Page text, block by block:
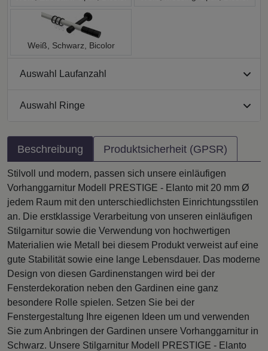
Weiß, Schwarz, Bicolor
Auswahl Laufanzahl
Auswahl Ringe
Beschreibung Produktsicherheit (GPSR)
Stilvoll und modern, passen sich unsere einläufigen
Vorhanggarnitur Modell PRESTIGE - Elanto mit 20 mm Ø
jedem Raum mit den unterschiedlichsten Einrichtungsstilen
an. Die erstklassige Verarbeitung von unseren einläufigen
Stilgarnitur sowie die Verwendung von hochwertigen
Materialien wie Metall bei diesem Produkt verweist auf eine
gute Stabilität sowie eine lange Lebensdauer. Das moderne
Design von diesen Gardinenstangen wird bei der
Fensterdekoration neben den Gardinen eine ganz
besondere Rolle spielen. Setzen Sie bei der
Fenstergestaltung Ihre eigenen Ideen um und verwenden
Sie zum Anbringen der Gardinen unsere Vorhanggarnitur in
Schwarz. Unsere Stilgarnitur Modell PRESTIGE - Elanto